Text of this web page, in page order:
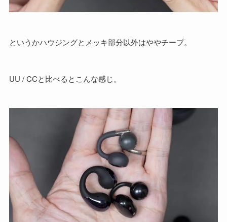
というかハウジングとメッキ部分以外はややチープ。
UU / CCと比べるとこんな感じ。